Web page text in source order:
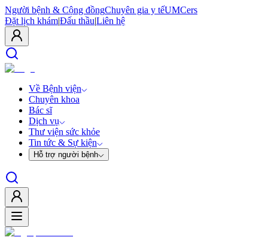
Người bệnh & Cộng đồngChuyên gia y tếUMCers
Đặt lịch khám|Đấu thầu|Liên hệ
Về Bệnh viện
Chuyên khoa
Bác sĩ
Dịch vụ
Thư viện sức khỏe
Tin tức & Sự kiện
Hỗ trợ người bệnh